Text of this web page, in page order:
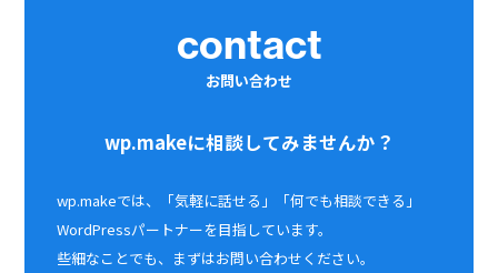
contact
お問い合わせ
wp.makeに相談してみませんか？
wp.makeでは、「気軽に話せる」「何でも相談できる」
WordPressパートナーを目指しています。
些細なことでも、まずはお問い合わせください。